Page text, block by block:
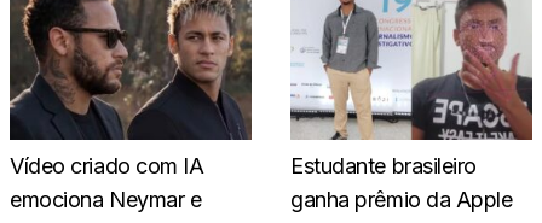
Vídeo criado com IA
emociona Neymar e
Estudante brasileiro
ganha prêmio da Apple